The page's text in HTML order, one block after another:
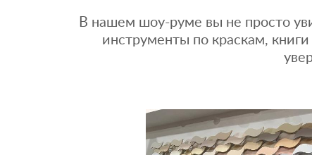
В нашем шоу-руме вы не просто
инструменты по краскам,